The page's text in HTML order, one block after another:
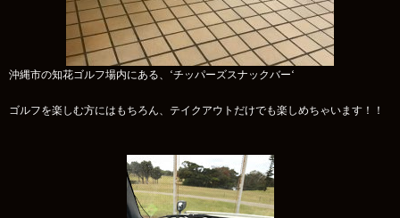
沖縄市の知花ゴルフ場内にある、‘チッパーズスナックバー‘
ゴルフを楽しむ方にはもちろん、テイクアウトだけでも楽しめちゃいます！！